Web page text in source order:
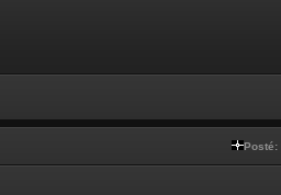
Posté: